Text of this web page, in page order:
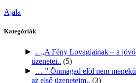
Ajala
Kategóriák
► .. „A Fény Lovagjainak – a
üzenetei.. (5)
► … ” Önmagad elől nem
az első üzeneteim.. (3)